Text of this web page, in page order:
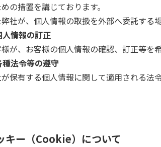
の措置を講じております。
弊社が、個人情報の取扱を外部へ委託する
人情報の訂正
が、お客様の個人情報の確認、訂正等を
種法令等の遵守
保有する個人情報に関して適用される法
キー（Cookie）について